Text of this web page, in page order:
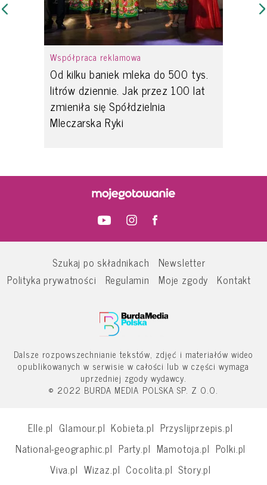
Współpraca reklamowa
Od kilku baniek mleka do 500 tys.
litrów dziennie. Jak przez 100 lat
zmieniła się Spółdzielnia
Mleczarska Ryki
Szukaj po składnikach
Newsletter
Polityka prywatności
Regulamin Moje zgody Kontakt
Dalsze rozpowszechnianie tekstów, zdjęć i materiałów wideo
opublikowanych w serwisie w całości lub w części wymaga
uprzedniej zgody wydawcy.
© 2022 BURDA MEDIA POLSKA SP. Z O.O.
Elle.pl Glamour.pl Kobieta.pl Przyslijprzepis.pl
National-geographic.pl Party.pl Mamotoja.pl Polki.pl
Viva.pl Wizaz.pl Cocolita.pl Story.pl